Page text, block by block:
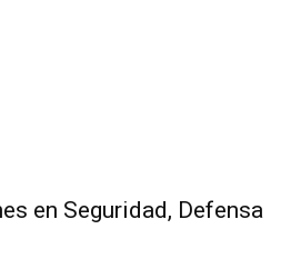
en Seguridad, Defensa